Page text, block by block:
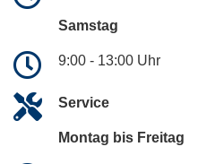
Samstag
9:00 - 13:00 Uhr
Service
Montag bis Freitag